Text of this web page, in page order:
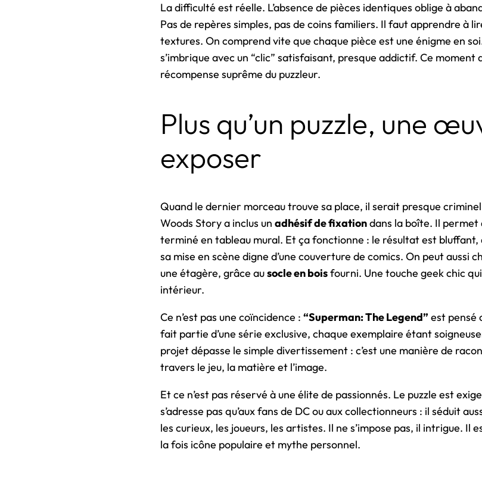
La difficulté est réelle. L’absence de pièces identiques oblige à
Pas de repères simples, pas de coins familiers. Il faut apprendre à
textures. On comprend vite que chaque pièce est une énigme en
s’imbrique avec un “clic” satisfaisant, presque addictif. Ce moment
récompense suprême du puzzleur.
Plus qu’un puzzle, une
exposer
Quand le dernier morceau trouve sa place, il serait presque
Woods Story a inclus unadhésif de fixationdans la boîte. Il
terminé en tableau mural. Et ça fonctionne : le résultat est bluffant,
sa mise en scène digne d’une couverture de comics. On peut aussi
une étagère, grâce ausocle en boisfourni. Une touche geek chic
intérieur.
Ce n’est pas une coïncidence :“Superman: The Legend” est pensé
fait partie d’une série exclusive, chaque exemplaire étant
projet dépasse le simple divertissement : c’est une manière de
travers le jeu, la matière et l’image.
Et ce n’est pas réservé à une élite de passionnés. Le puzzle est
s’adresse pas qu’aux fans de DC ou aux collectionneurs : il séduit
les curieux, les joueurs, les artistes. Il ne s’impose pas, il intrigue. Il
la fois icône populaire et mythe personnel.